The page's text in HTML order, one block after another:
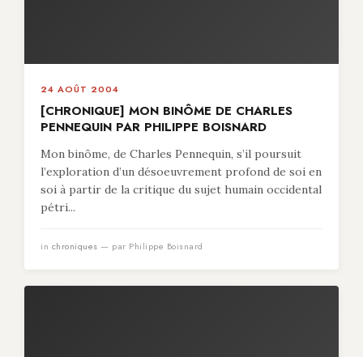
24 AOÛT 2004
[CHRONIQUE] MON BINÔME DE CHARLES
PENNEQUIN PAR PHILIPPE BOISNARD
Mon binôme, de Charles Pennequin, s’il poursuit
l’exploration d’un désoeuvrement profond de soi en
soi à partir de la critique du sujet humain occidental
pétri...
in chroniques — par Philippe Boisnard